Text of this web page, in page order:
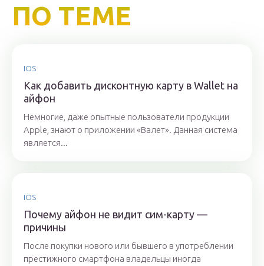
ПО ТЕМЕ
IOS
Как добавить дисконтную карту в Wallet на
айфон
Немногие, даже опытные пользователи продукции
Apple, знают о приложении «Валет». Данная система
является...
IOS
Почему айфон не видит сим-карту —
причины
После покупки нового или бывшего в употреблении
престижного смартфона владельцы иногда